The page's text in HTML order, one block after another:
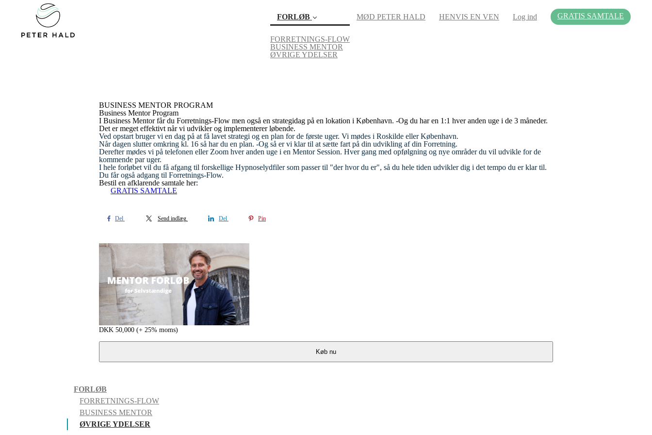
FORLØB
FORRETNINGS-FLOW
BUSINESS MENTOR
ØVRIGE YDELSER
MØD PETER HALD HENVIS EN VEN Log ind GRATIS SAMTALE
BUSINESS MENTOR PROGRAM
Business Mentor Program
I Business Mentor får du Forretnings-Flow men også en strategidag på en lokation i København. -Og du har en 1:1 hver anden uge i de 3 måneder.
Det er meget effektivt når vi udvikler og implementerer løbende.
Ved opstart bruger vi en dag på at få lavet strategi og en plan for de første uger. Vi mødes i Roskilde eller København.
Når dagen slutter omkring kl. 16 så har du en plan. -Og så er vi klar til at sætte fart på din udvikling af din Forretning.
Derefter mødes vi på telefonen eller Zoom hver anden uge i en Mentor Session. Hver gang med opfølgning og nye områder du vil udvikle for de
kommende par uger.
I hele forløbet vil du få afgang til forskellige Hypnoselydfiler som passer til "der hvor du er", så du hele tiden udvikler dig i det tempo du er klar til.
Du får også adgang til Forretnings-Flow.
Bestil en afklarende samtale her:
GRATIS SAMTALE
Del Send indlæg Del Pin
DKK 50,000 (+ 25% moms)
Køb nu
FORLØB
FORRETNINGS-FLOW
BUSINESS MENTOR
ØVRIGE YDELSER